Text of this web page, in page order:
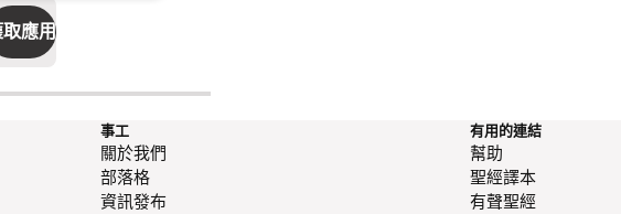
應用
事工
關於我們
部落格
資訊發布
有用的連結
幫助
聖經譯本
有聲聖經